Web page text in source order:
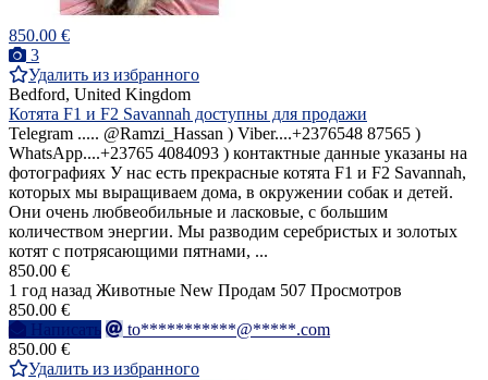
850.00 €
3
Удалить из избранного
Bedford, United Kingdom
Котята F1 и F2 Savannah доступны для продажи
Telegram ..... @Ramzi_Hassan ) Viber....+2376548 87565 )
WhatsApp....+23765 4084093 ) контактные данные указаны на
фотографиях У нас есть прекрасные котята F1 и F2 Savannah,
которых мы выращиваем дома, в окружении собак и детей.
Они очень любвеобильные и ласковые, с большим
количеством энергии. Мы разводим серебристых и золотых
котят с потрясающими пятнами, ...
850.00 €
1 год назад Животные New Продам 507 Просмотров
850.00 €
Написать
to***********@*****.com
850.00 €
Удалить из избранного